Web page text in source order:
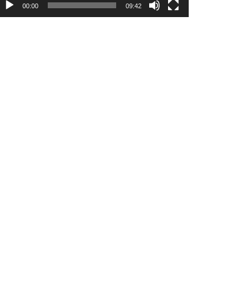
00:00 09:42